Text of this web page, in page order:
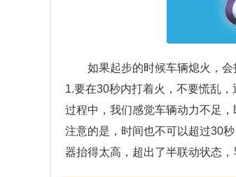
如果起步的时候车辆熄火，
1.要在30秒内打着火，不要慌乱
过程中，我们感觉车辆动力不足
注意的是，时间也不可以超过30
器抬得太高，超出了半联动状态，